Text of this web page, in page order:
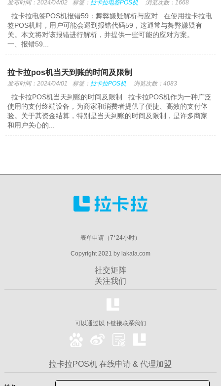
发布时间：2024/04/02 标签： 拉卡拉电签POS机 浏览次数：1668
拉卡拉电签POS机报错59：舞弊嫌疑解析与应对 在使用拉卡拉电
签POS机时，用户可能会遇到报错代码59，这通常与舞弊嫌疑有
关。本文将对该报错进行解析，并提供一些可能的应对方案。
一、报错59...
拉卡拉pos机当天到账的时间及限制
发布时间：2024/04/01 标签： 拉卡拉POS机 浏览次数：4083
拉卡拉POS机当天到账的时间及限制 拉卡拉POS机作为一种广泛
使用的支付终端设备，为商家和消费者提供了便捷、高效的支付体
验。关于其资金结算，特别是当天到账的时间及限制，是许多商家
和用户关心的...
表单申请（7*24小时）
Copyright 2021 by lakala.com
社交矩阵
关注我们
可以通过以下链接联系我们
拉卡拉POS机 在线申请 & 代理加盟